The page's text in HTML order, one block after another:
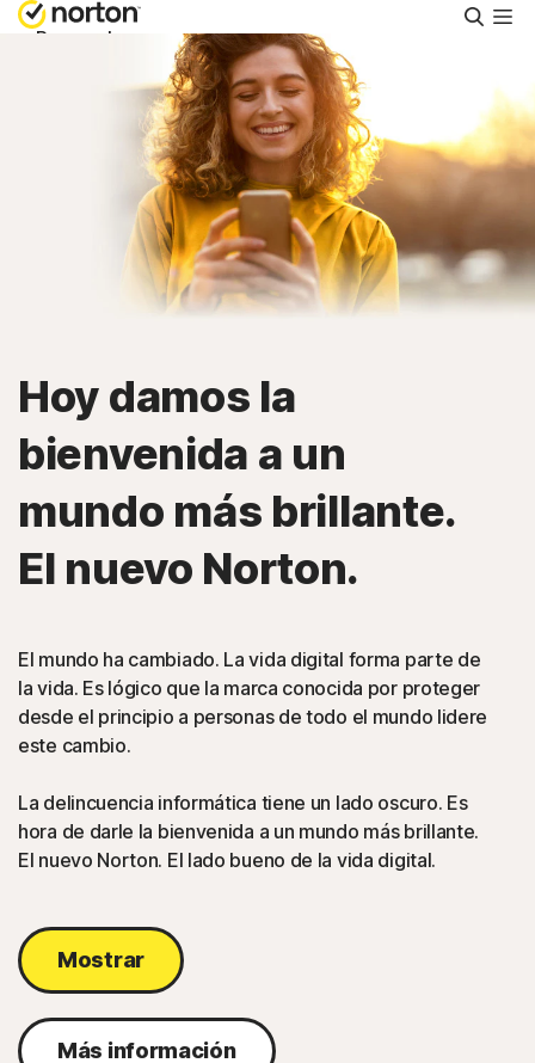
Personal
Small Business
Prueba gratis
Iniciar sesión
Hoy damos la
bienvenida a un
mundo más brillante.
El nuevo Norton.
El mundo ha cambiado. La vida digital forma parte de
la vida. Es lógico que la marca conocida por proteger
desde el principio a personas de todo el mundo lidere
este cambio.
La delincuencia informática tiene un lado oscuro. Es
hora de darle la bienvenida a un mundo más brillante.
El nuevo Norton. El lado bueno de la vida digital.
Mostrar
Más información